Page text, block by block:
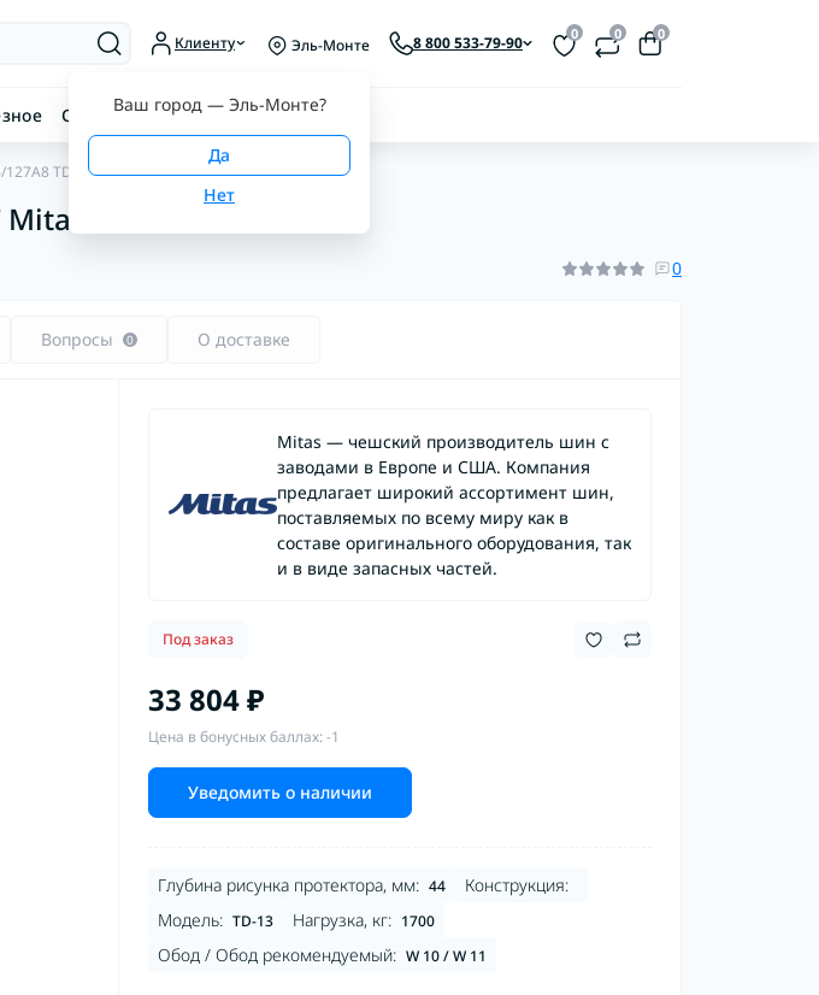
Клиенту Эль-Монте
Ваш город — Эль-Монте?
8 800 533-79-90 0 0 0
Связаться с нами
127A8 TD-13 TT Mitas
0
Вопросы 0 О доставке
Mitas — чешский производитель шин с
заводами в Европе и США. Компания
предлагает широкий ассортимент шин,
поставляемых по всему миру как в
составе оригинального оборудования, так
и в виде запасных частей.
Под заказ
33 804 ₽
Цена в бонусных баллах: -1
Уведомить о наличии
Глубина рисунка протектора, мм: 44
Конструкция:
Модель: TD-13 Нагрузка, кг: 1700
Обод / Обод рекомендуемый: W 10 / W 11